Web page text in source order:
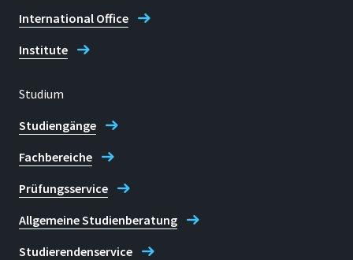
International Office
Institute
Studium
Studiengänge
Fachbereiche
Prüfungsservice
Allgemeine Studienberatung
Studierendenservice